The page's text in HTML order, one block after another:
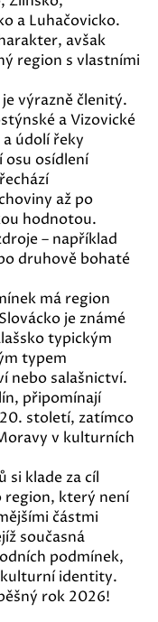
a Luhačovicko.
avšak
region s vlastními
výrazně členitý.
a Vizovické
údolí řeky
osídlení
až po
hodnotou.
– například
druhově bohaté
má region
je známé
typickým
typem
nebo salašnictví.
připomínají
století, zatímco
v kulturních
si klade za cíl
který není
částmi
současná
podmínek,
kulturní identity.
rok 2026!